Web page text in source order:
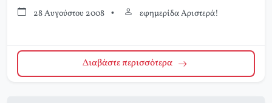
28 Αυγούστου 2008 • εφημερίδα Αριστερά!
Διαβάστε περισσότερα